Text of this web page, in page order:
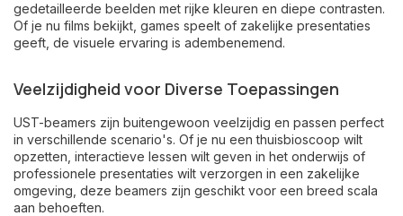
gedetailleerde beelden met rijke kleuren en diepe contrasten.
Of je nu films bekijkt, games speelt of zakelijke presentaties
geeft, de visuele ervaring is adembenemend.
Veelzijdigheid voor Diverse Toepassingen
UST-beamers zijn buitengewoon veelzijdig en passen perfect
in verschillende scenario's. Of je nu een thuisbioscoop wilt
opzetten, interactieve lessen wilt geven in het onderwijs of
professionele presentaties wilt verzorgen in een zakelijke
omgeving, deze beamers zijn geschikt voor een breed scala
aan behoeften.